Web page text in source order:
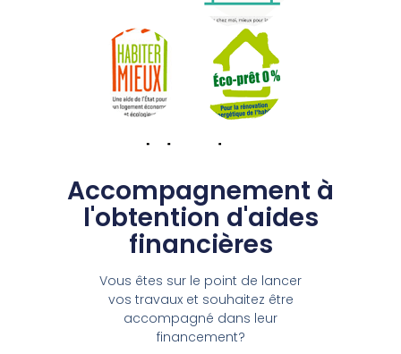
Accompagnement à
l'obtention d'aides
financières
Vous êtes sur le point de lancer
vos travaux et souhaitez être
accompagné dans leur
financement?